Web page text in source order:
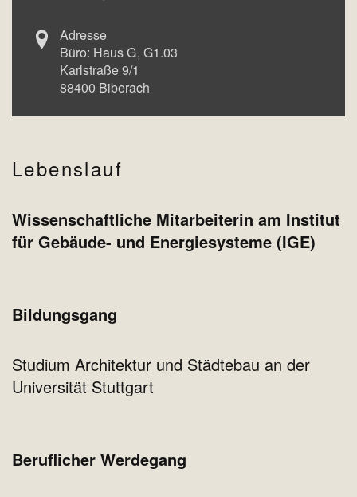
Adresse
Büro: Haus G G1.03
Karlstraße 9/1
88400 Biberach
Lebenslauf
Wissenschaftliche Mitarbeiterin am Institut
für Gebäude- und Energiesysteme (IGE)
Bildungsgang
Studium Architektur und Städtebau an der
Universität Stuttgart
Beruflicher Werdegang